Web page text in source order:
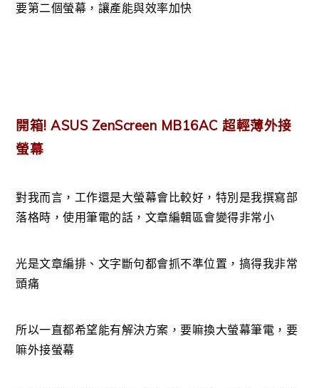
要第二個螢幕，讓產能與效率加快
開箱! ASUS ZenScreen MB16AC 超輕薄外接
螢幕
對我而言，工作還是大螢幕會比較好，特別是我撰寫部
落格時，使用筆電的話，文章編輯區會變得非常小
光是文章編排、文字斷句都會抓不準位置，搞得我非常
頭痛
所以一直都希望能有解決方案，要嘛換大螢幕筆電，要
嘛外接螢幕